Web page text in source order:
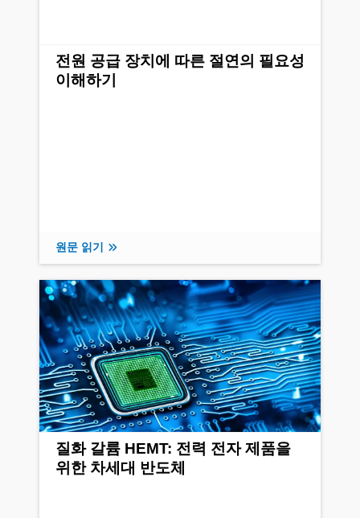
전원 공급 장치에 따른 절연의 필요성
이해하기
원문 읽기
질화 갈륨 HEMT: 전력 전자 제품을
위한 차세대 반도체